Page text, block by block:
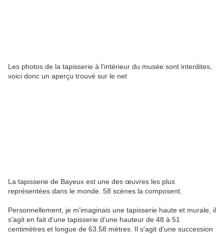
Les photos de la tapisserie à l'intérieur du musée sont interdites,
voici donc un aperçu trouvé sur le net
La tapisserie de Bayeux est une des œuvres les plus
représentées dans le monde. 58 scènes la composent.
Personnellement, je m'imaginais une tapisserie haute et murale, il
s'agit en fait d'une tapisserie d'une hauteur de 48 à 51
centimètres et longue de 63.58 mètres. Il s'agit d'une succession